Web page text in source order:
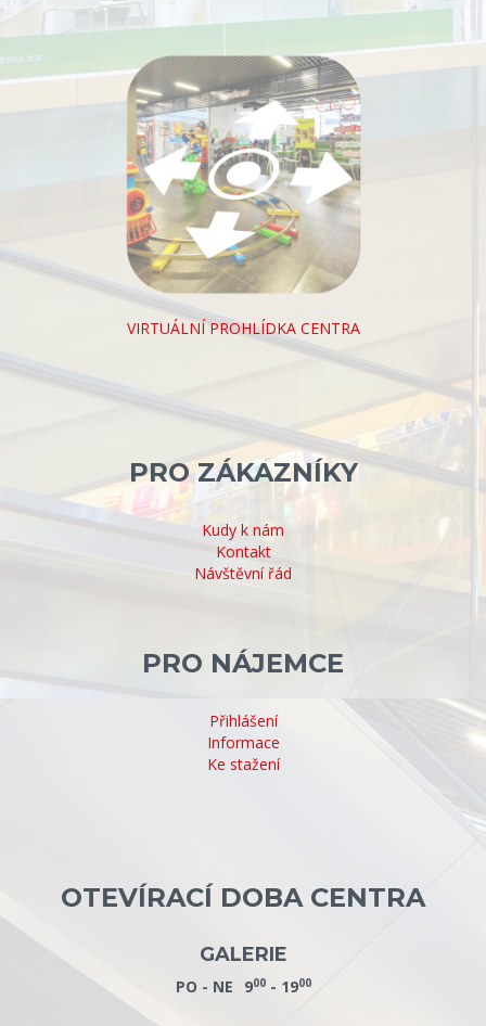
VIRTUÁLNÍ PROHLÍDKA CENTRA
PRO ZÁKAZNÍKY
Kudy k nám
Kontakt
Návštěvní řád
PRO NÁJEMCE
Přihlášení
Informace
Ke stažení
OTEVÍRACÍ DOBA CENTRA
GALERIE
PO - NE 900- 1900